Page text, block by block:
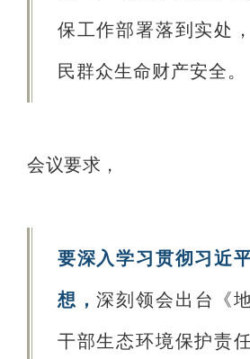
保工作部署落到实处
民群众生命财产安全。
会议要求，
要深入学习贯彻习近
想，深刻领会出台《
干部生态环境保护责